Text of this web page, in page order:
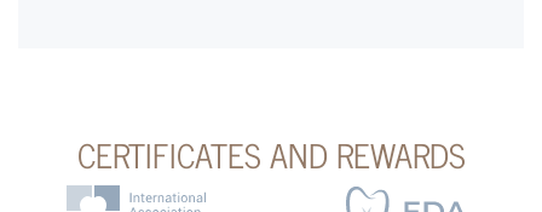
CERTIFICATES AND REWARDS